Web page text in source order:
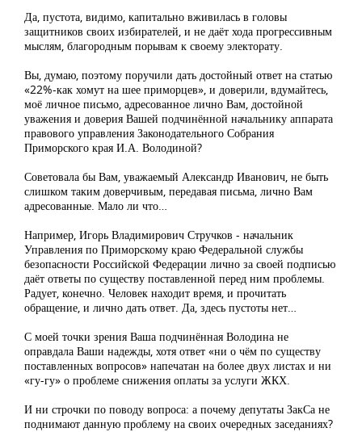
Да, пустота, видимо, капитально вживилась в головы
защитников своих избирателей, и не даёт хода прогрессивным
мыслям, благородным порывам к своему электорату.
Вы, думаю, поэтому поручили дать достойный ответ на статью
«22%-как хомут на шее приморцев», и доверили, вдумайтесь,
моё личное письмо, адресованное лично Вам, достойной
уважения и доверия Вашей подчинённой начальнику аппарата
правового управления Законодательного Собрания
Приморского края И.А. Володиной?
Советовала бы Вам, уважаемый Александр Иванович, не быть
слишком таким доверчивым, передавая письма, лично Вам
адресованные. Мало ли что…
Например, Игорь Владимирович Стручков - начальник
Управления по Приморскому краю Федеральной службы
безопасности Российской Федерации лично за своей подписью
даёт ответы по существу поставленной перед ним проблемы.
Радует, конечно. Человек находит время, и прочитать
обращение, и лично дать ответ. Да, здесь пустоты нет…
С моей точки зрения Ваша подчинённая Володина не
оправдала Ваши надежды, хотя ответ «ни о чём по существу
поставленных вопросов» напечатан на более двух листах и ни
«гу-гу» о проблеме снижения оплаты за услуги ЖКХ.
И ни строчки по поводу вопроса: а почему депутаты ЗакСа не
поднимают данную проблему на своих очередных заседаниях?